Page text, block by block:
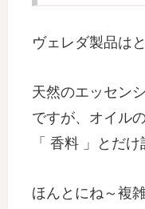
ヴェレダ製品は
天然のエッセン
ですが、オイル
「 香料 」とだ
ほんとにね～複